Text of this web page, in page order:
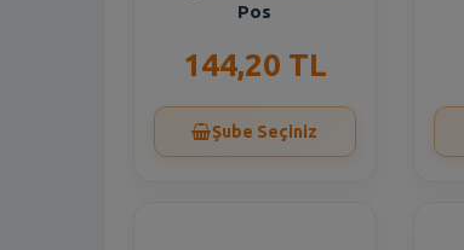
Pos
144,20 TL
Şube Seçiniz